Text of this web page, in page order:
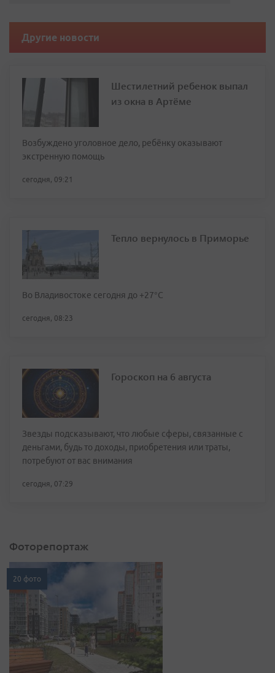
Другие новости
Шестилетний ребенок выпал
из окна в Артёме
Возбуждено уголовное дело, ребёнку оказывают
экстренную помощь
сегодня, 09:21
Тепло вернулось в Приморье
Во Владивостоке сегодня до +27°С
сегодня, 08:23
Гороскоп на 6 августа
Звезды подсказывают, что любые сферы, связанные с
деньгами, будь то доходы, приобретения или траты,
потребуют от вас внимания
сегодня, 07:29
Фоторепортаж
20 фото